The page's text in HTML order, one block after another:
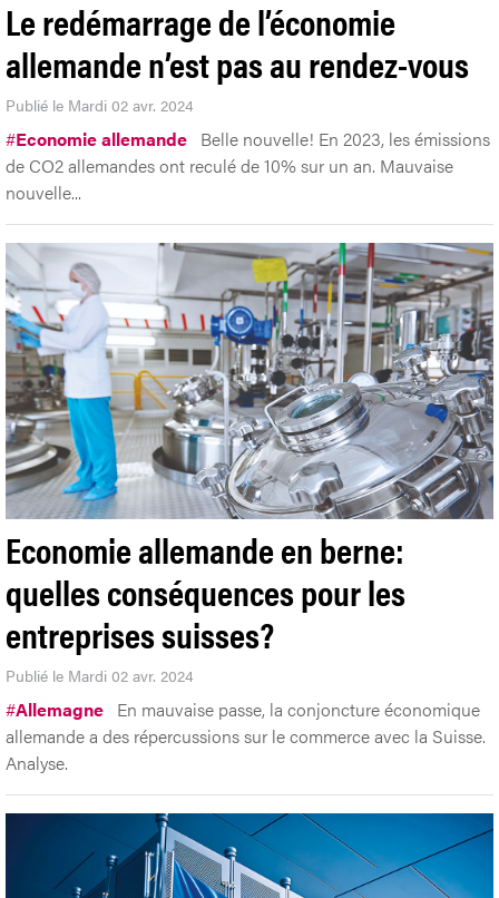
Le redémarrage de l’économie
allemande n’est pas au rendez-vous
Publié le Mardi 02 avr. 2024
#Economie allemande Belle nouvelle! En 2023, les émissions
de CO2 allemandes ont reculé de 10% sur un an. Mauvaise
nouvelle...
Economie allemande en berne:
quelles conséquences pour les
entreprises suisses?
Publié le Mardi 02 avr. 2024
#Allemagne En mauvaise passe, la conjoncture économique
allemande a des répercussions sur le commerce avec la Suisse.
Analyse.